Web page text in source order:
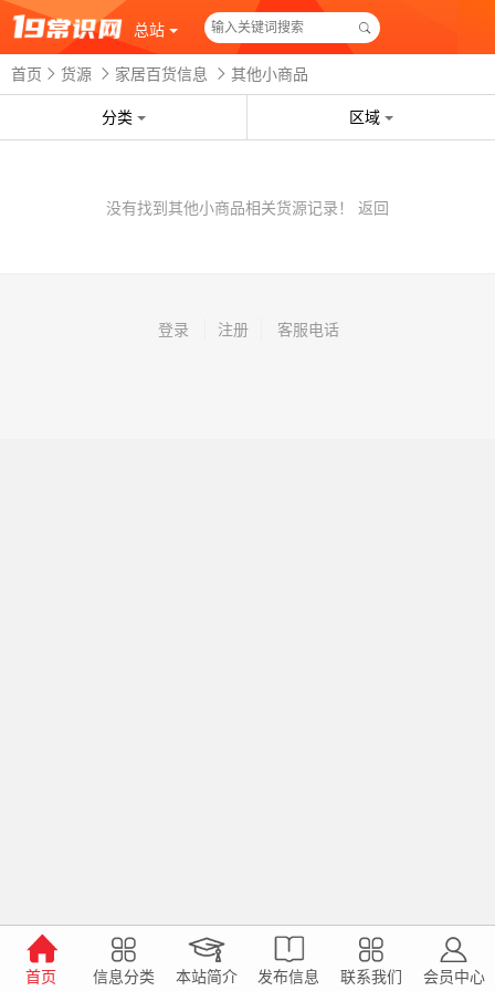
总站
首页 货源 家居百货信息 其他小商品
分类 区域
没有找到其他小商品相关货源记录！ 返回
登录 注册 客服电话
首页 信息分类 本站简介 发布信息 联系我们 会员中心